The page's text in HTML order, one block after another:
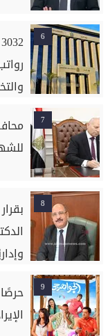
6
7
8
9